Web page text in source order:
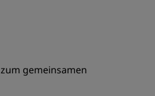
gemeinsamen